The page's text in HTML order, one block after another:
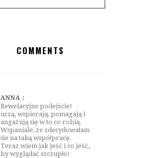
COMMENTS
ANNA :
Rewelacyjne podejście!
uczą, wspierają, pomagają i
angażują się w to co robią.
Wspaniale, że zdecydowałam
sie na taką współpracę.
Teraz wiem jak jeść i co jeść,
by wyglądać szczupło!